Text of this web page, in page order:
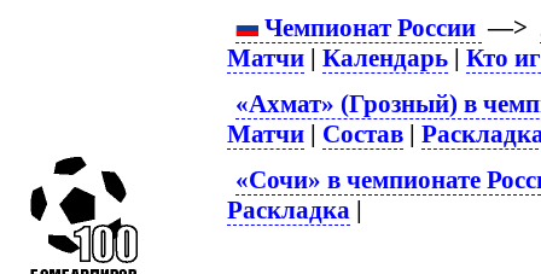
Чемпионат России —>
Матчи |Календарь |Кто
«Ахмат» (Грозный) в
Матчи | Состав |
«Сочи» в чемпионате
Раскладка |